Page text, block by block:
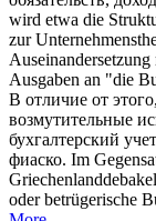
wird etwa die
zur
Ausgaben an "die
В отличие от
возмутительные
бухгалтерский учет
фиаско. Im
oder betrügerische